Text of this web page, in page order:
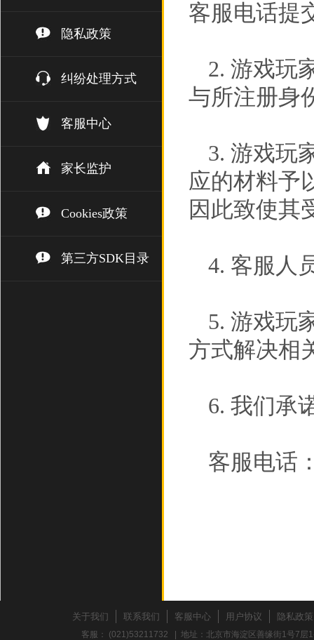
隐私政策
纠纷处理方式
客服中心
家长监护
Cookies政策
第三方SDK目录
客服电话提
2. 游戏玩
与所注册身
3. 游戏玩
应的材料予
因此致使其
4. 客服人
5. 游戏玩
方式解决相
6. 我们承
客服电话
关于我们 联系我们 客服中心 用户协议 隐私政策
客服： (021)53211732 | 地址：北京市海淀区善缘街1号7